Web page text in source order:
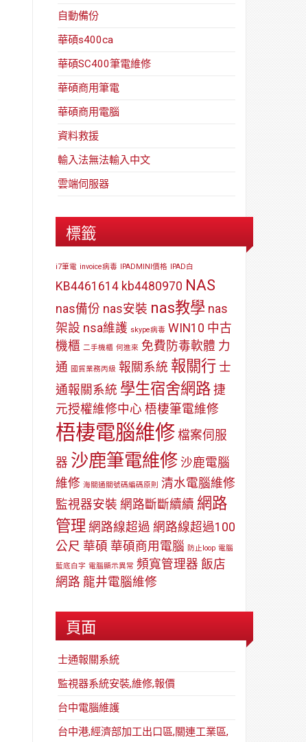
自動備份
華碩s400ca
華碩SC400筆電維修
華碩商用筆電
華碩商用電腦
資料救援
輸入法無法輸入中文
雲端伺服器
標籤
i7筆電 invoice病毒 IPADMINI價格 IPAD白
KB4461614 kb4480970 NAS
nas備份 nas安裝 nas教學 nas
架設 nsa維護 skype病毒 WIN10 中古
機櫃 二手機櫃 何進來 免費防毒軟體 力
通 國貿業務丙級 報關系統 報關行 士
通報關系統 學生宿舍網路 捷
元授權維修中心 梧棲筆電維修
梧棲電腦維修 檔案伺服
器 沙鹿筆電維修 沙鹿電腦
維修 海關通關號碼編碼原則 清水電腦維修
監視器安裝 網路斷斷續續 網路
管理 網路線超過 網路線超過100
公尺 華碩 華碩商用電腦 防止loop 電腦
藍底白字 電腦顯示異常 頻寬管理器 飯店
網路 龍井電腦維修
頁面
士通報關系統
監視器系統安裝,維修,報價
台中電腦維護
台中港,經濟部加工出口區,關連工業區,